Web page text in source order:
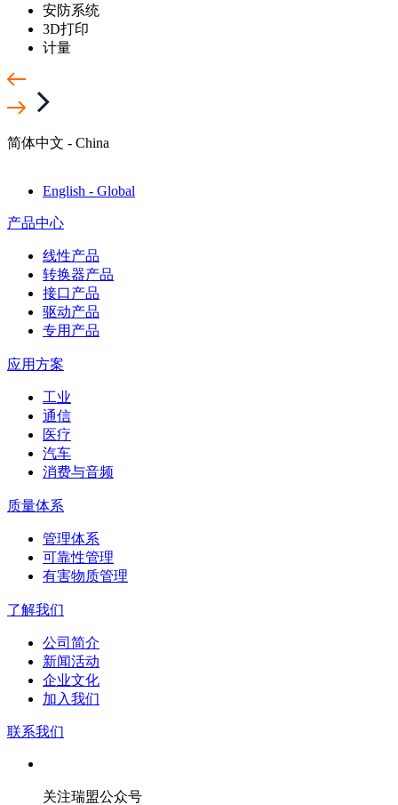
安防系统
3D打印
计量
简体中文 - China
English - Global
产品中心
线性产品
转换器产品
接口产品
驱动产品
专用产品
应用方案
工业
通信
医疗
汽车
消费与音频
质量体系
管理体系
可靠性管理
有害物质管理
了解我们
公司简介
新闻活动
企业文化
加入我们
联系我们
关注瑞盟公众号